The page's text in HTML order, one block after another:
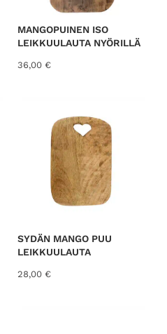
MANGOPUINEN ISO
LEIKKUULAUTA NYÖRILLÄ
36,00 €
SYDÄN MANGO PUU
LEIKKUULAUTA
28,00 €